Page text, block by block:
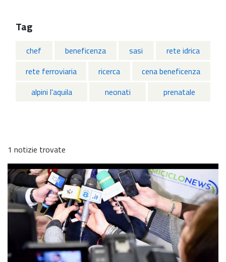
Tag
chef beneficenza sasi
rete idrica
rete ferroviaria
ricerca
cena beneficenza
alpini l'aquila
neonati prenatale
1 notizie trovate